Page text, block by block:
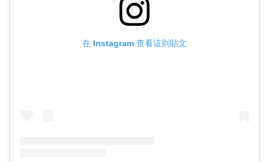
在 Instagram 查看這則貼文